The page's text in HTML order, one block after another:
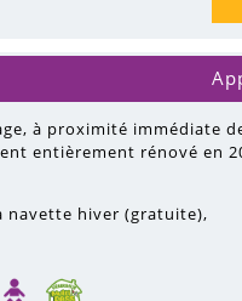
à proximité immédiate
entièrement rénové en
navette hiver (gratuite)